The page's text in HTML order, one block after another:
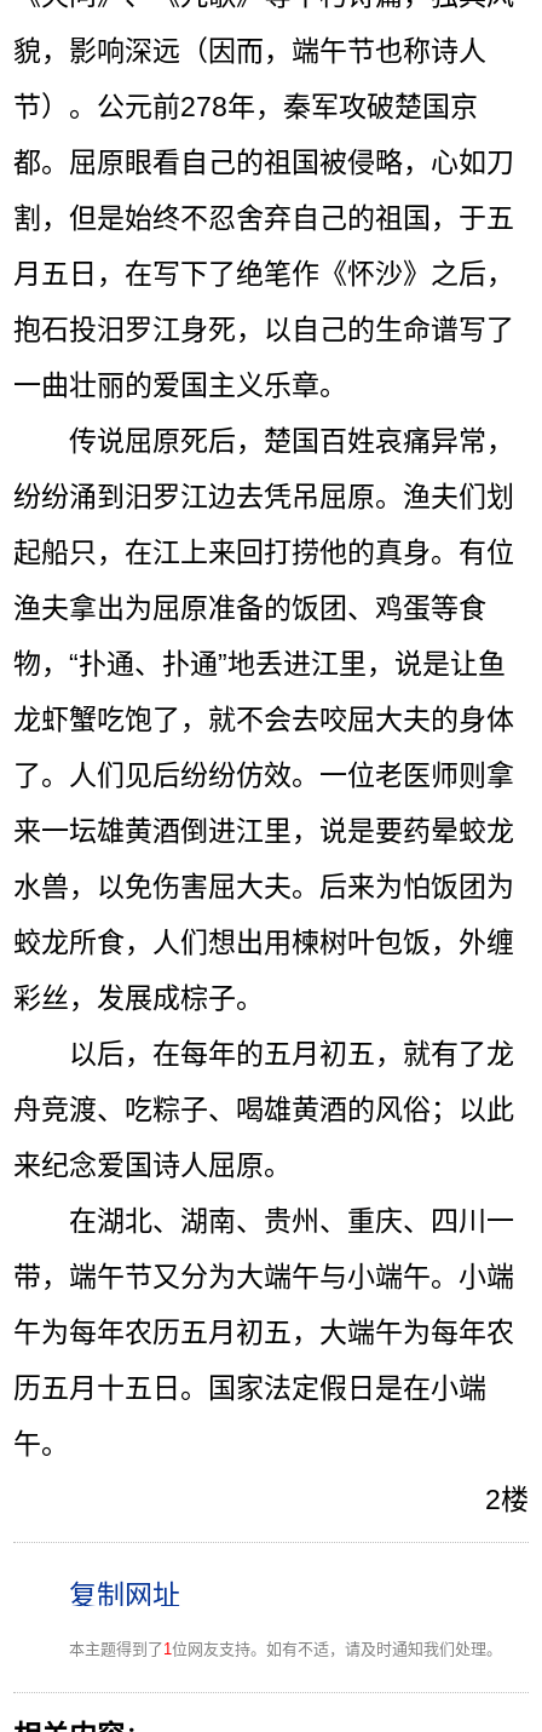
貌，影响深远（因而，端午节也称诗人
节）。公元前278年，秦军攻破楚国京
都。屈原眼看自己的祖国被侵略，心如刀
割，但是始终不忍舍弃自己的祖国，于五
月五日，在写下了绝笔作《怀沙》之后，
抱石投汨罗江身死，以自己的生命谱写了
一曲壮丽的爱国主义乐章。
传说屈原死后，楚国百姓哀痛异常，
纷纷涌到汨罗江边去凭吊屈原。渔夫们划
起船只，在江上来回打捞他的真身。有位
渔夫拿出为屈原准备的饭团、鸡蛋等食
物，“扑通、扑通”地丢进江里，说是让鱼
龙虾蟹吃饱了，就不会去咬屈大夫的身体
了。人们见后纷纷仿效。一位老医师则拿
来一坛雄黄酒倒进江里，说是要药晕蛟龙
水兽，以免伤害屈大夫。后来为怕饭团为
蛟龙所食，人们想出用楝树叶包饭，外缠
彩丝，发展成棕子。
以后，在每年的五月初五，就有了龙
舟竞渡、吃粽子、喝雄黄酒的风俗；以此
来纪念爱国诗人屈原。
在湖北、湖南、贵州、重庆、四川一
带，端午节又分为大端午与小端午。小端
午为每年农历五月初五，大端午为每年农
历五月十五日。国家法定假日是在小端
午。
2楼
本主题得到了1位网友支持。如有不适，请及时通知我们处理。